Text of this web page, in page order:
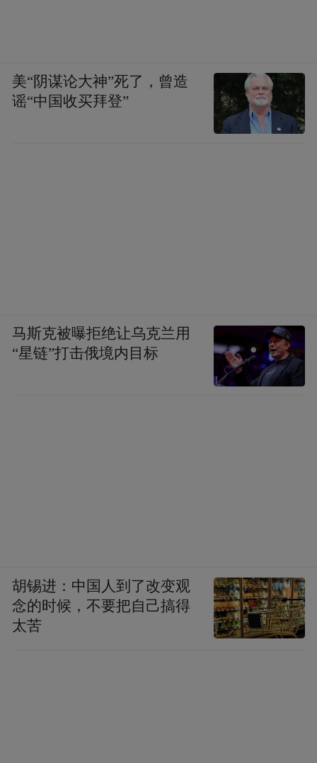
美“阴谋论大神”死了，曾造
谣“中国收买拜登”
马斯克被曝拒绝让乌克兰用
“星链”打击俄境内目标
胡锡进：中国人到了改变观
念的时候，不要把自己搞得
太苦